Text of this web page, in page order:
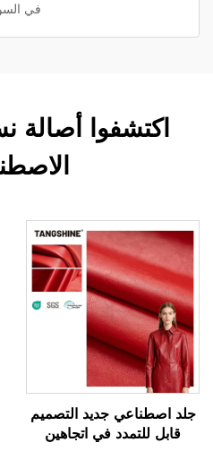
في
اكتشفوا أصالة
جلد اصطناعي جديد التصميم
قابل للتمدد في اتجاهين